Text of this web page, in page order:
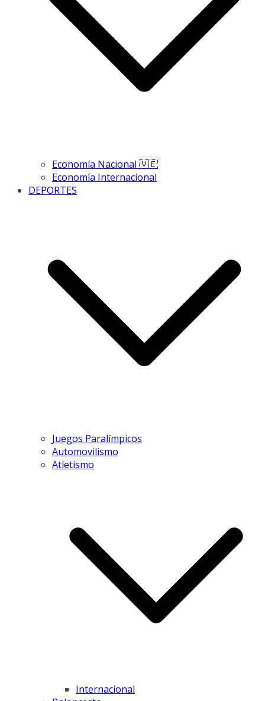
Economía Nacional 🇻🇪
Economía Internacional
DEPORTES
Juegos Paralímpicos
Automovilismo
Atletismo
Internacional